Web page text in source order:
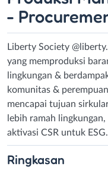
-
Liberty Society
yang memproduksi
lingkungan &
komunitas &
mencapai tujuan
lebih ramah
aktivasi CSR untuk ESG.
Ringkasan